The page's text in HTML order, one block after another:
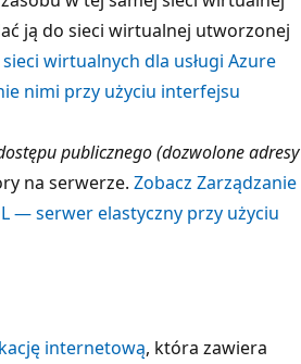
ją do sieci wirtualnej utworzonej
wirtualnych dla usługi Azure
nimi przy użyciu interfejsu
publicznego (dozwolone adresy
na serwerze. Zobacz Zarządzanie
— serwer elastyczny przy użyciu
internetową, która zawiera